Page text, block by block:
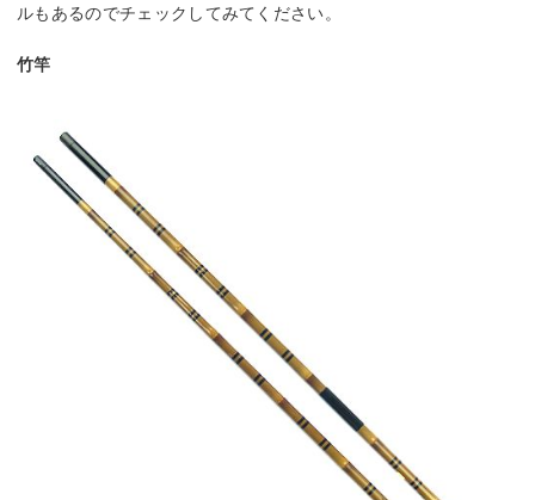
ルもあるのでチェックしてみてください。
竹竿